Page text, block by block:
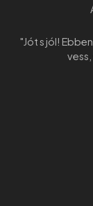
"Jót s jól!